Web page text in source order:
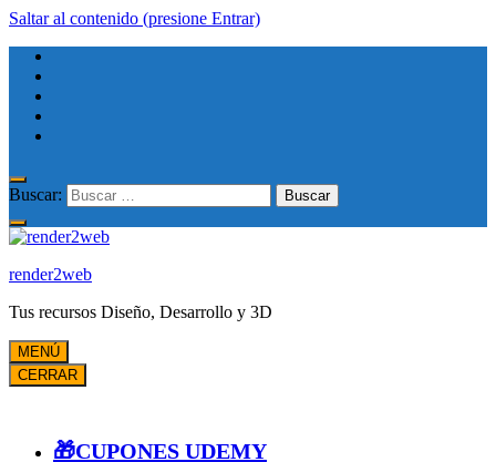
Saltar al contenido (presione Entrar)
Buscar:
render2web
Tus recursos Diseño, Desarrollo y 3D
MENÚ
CERRAR
🎁CUPONES UDEMY